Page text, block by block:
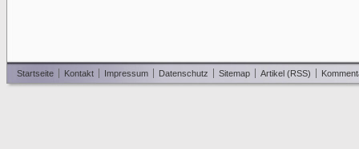
Startseite Kontakt Impressum Datenschutz Sitemap Artikel (RSS)